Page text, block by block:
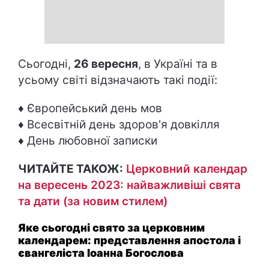
Сьогодні, 26 вересня, в Україні та в
усьому світі відзначають такі події:
♦ Європейський день мов
♦ Всесвітній день здоров'я довкілля
♦ День любовної записки
ЧИТАЙТЕ ТАКОЖ: Церковний календар
на вересень 2023: найважливіші свята
та дати (за новим стилем)
Яке сьогодні свято за церковним
календарем: представлення апостола і
євангеліста Іоанна Богослова